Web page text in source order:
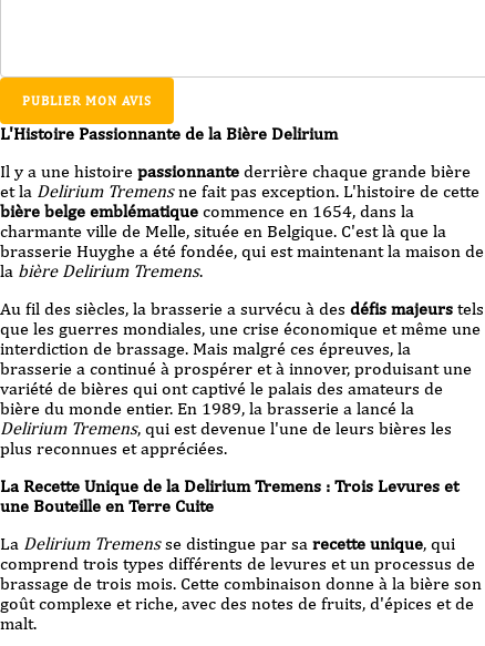
PUBLIER MON AVIS
L'Histoire Passionnante de la Bière Delirium
Il y a une histoire passionnante derrière chaque grande bière
et la Delirium Tremensne fait pas exception. L'histoire de cette
bière belge emblématique commence en 1654, dans la
charmante ville de Melle, située en Belgique. C'est là que la
brasserie Huyghe a été fondée, qui est maintenant la maison de
la bière Delirium Tremens.
Au fil des siècles, la brasserie a survécu à des défis majeurs tels
que les guerres mondiales, une crise économique et même une
interdiction de brassage. Mais malgré ces épreuves, la
brasserie a continué à prospérer et à innover, produisant une
variété de bières qui ont captivé le palais des amateurs de
bière du monde entier. En 1989, la brasserie a lancé la
Delirium Tremens, qui est devenue l'une de leurs bières les
plus reconnues et appréciées.
La Recette Unique de la Delirium Tremens : Trois Levures et
une Bouteille en Terre Cuite
La Delirium Tremensse distingue par sa recette unique, qui
comprend trois types différents de levures et un processus de
brassage de trois mois. Cette combinaison donne à la bière son
goût complexe et riche, avec des notes de fruits, d'épices et de
malt.